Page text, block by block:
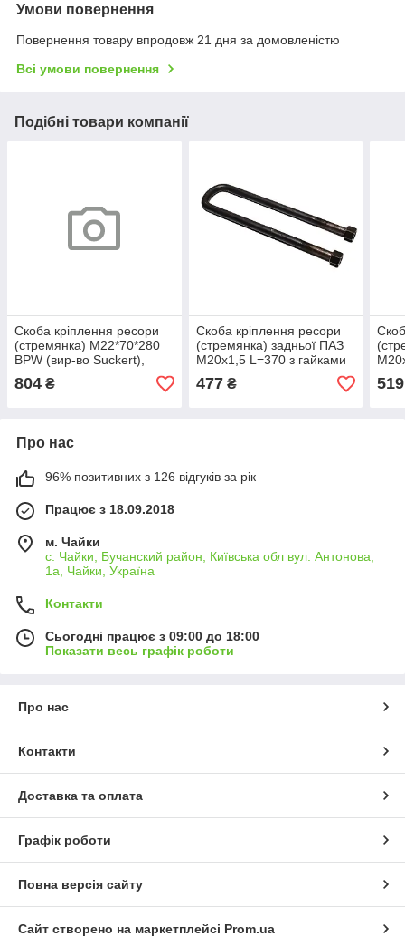
Умови повернення
Повернення товару впродовж 21 дня за домовленістю
Всі умови повернення
Подібні товари компанії
Скоба кріплення ресори
(стремянка) M22*70*280
BPW (вир-во Suckert),
арт.C003
804 ₴
Скоба кріплення ресори
(стремянка) задньої ПАЗ
М20х1,5 L=370 з гайками
(вир-во Самбірський МЗ),
арт.3205-2912408
477₴ 519
Про нас
96% позитивних з 126 відгуків за рік
Працює з 18.09.2018
м. Чайки
с. Чайки, Бучанский район, Київська обл вул. Антонова,
1а, Чайки, Україна
Контакти
Сьогодні працює з 09:00 до 18:00
Показати весь графік роботи
Про нас
Контакти
Доставка та оплата
Графік роботи
Повна версія сайту
Сайт створено на маркетплейсі Prom.ua